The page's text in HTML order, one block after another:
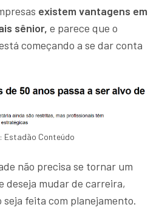
existem vantagens em
sênior, e parece que o
começando a se dar conta
Estadão Conteúdo
não precisa se tornar um
deseja mudar de carreira,
feita com planejamento.